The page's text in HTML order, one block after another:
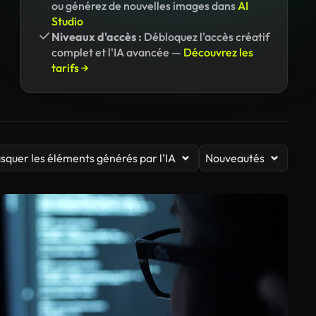
ou générez de nouvelles images dansAI
Studio
Niveaux d'accès : Débloquez l'accès créatif
complet et l'IA avancée — Découvrez les
tarifs →
les éléments générés par l’IA Nouveautés